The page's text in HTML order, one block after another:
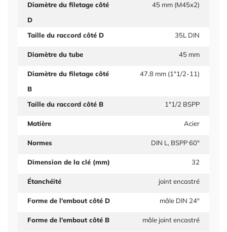
Diamètre du filetage côté
D
45 mm (M45x2)
Taille du raccord côté D 35L DIN
Diamètre du tube 45 mm
Diamètre du filetage côté
B
47.8 mm (1"1/2-11)
Taille du raccord côté B 1"1/2 BSPP
Matière Acier
Normes DIN L, BSPP 60°
Dimension de la clé (mm) 32
Étanchéité joint encastré
Forme de l'embout côté D mâle DIN 24°
Forme de l'embout côté B mâle joint encastré